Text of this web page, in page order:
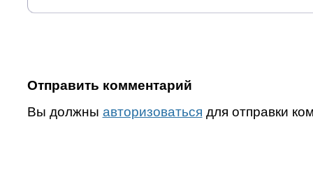
Отправить комментарий
Вы должны авторизоваться для отправки